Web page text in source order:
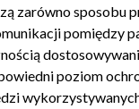
zarówno sposobu
pomiędzy
poziom